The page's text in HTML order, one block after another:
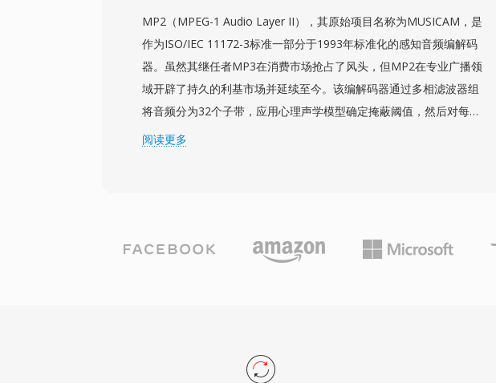
MP2（MPEG-1 Audio Layer II），其原始项目名称为MUSICAM，是
作为ISO/IEC 11172-3标准一部分于1993年标准化的感知音频编解码
器。虽然其继任者MP3在消费市场抢占了风头，但MP2在专业广播领
域开辟了持久的利基市场并延续至今。该编解码器通过多相滤波器组
将音频分为32个子带，应用心理声学模型确定掩蔽阈值，然后对每个
子带进行量化和Huffman编码。典型的广播部署对立体声使用192-
三大优势使MP2持续保持相关性：在传输错误下的优雅降级对无线信
号至关重要，极低的编码延迟适合实时广播链，以及在欧洲和亚洲广
阅读更多